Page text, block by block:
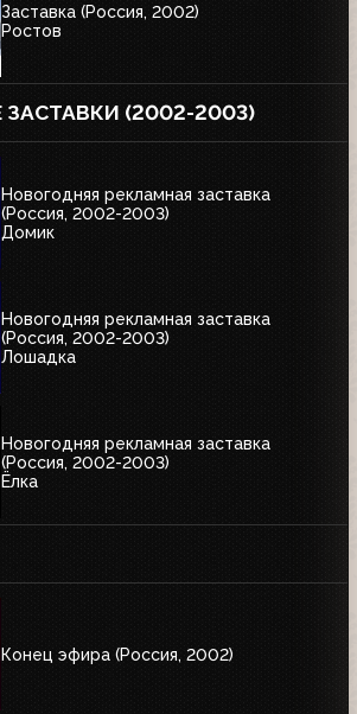
Заставка (Россия, 2002)
Ростов
(2002-2003)
Новогодняя рекламная заставка
(Россия, 2002-2003)
Домик
Новогодняя рекламная заставка
(Россия, 2002-2003)
Лошадка
Новогодняя рекламная заставка
(Россия, 2002-2003)
Ёлка
Конец эфира (Россия, 2002)